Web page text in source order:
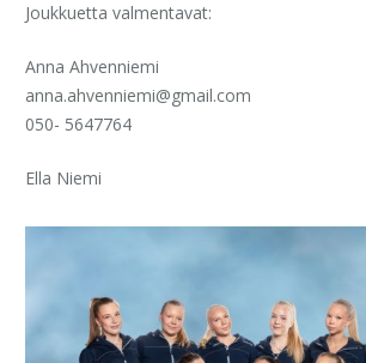
Joukkuetta valmentavat:
Anna Ahvenniemi
anna.ahvenniemi@gmail.com
050- 5647764
Ella Niemi